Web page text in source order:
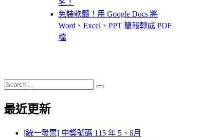
名！
免裝軟體！用 Google Docs 將
Word、Excel、PPT 簡報轉成 PDF
檔
Search
for:
Search
最近更新
[統一發票] 中獎號碼 115 年 5、6月